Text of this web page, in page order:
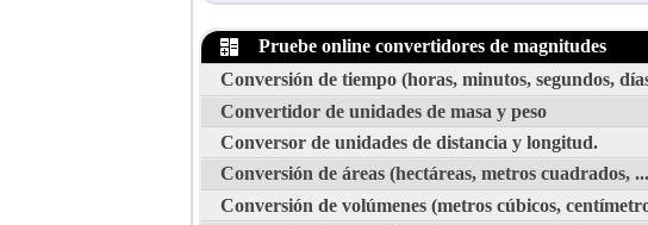
Pruebe online convertidores de magnitudes
Conversión de tiempo (horas, minutos, segundos,
Convertidor de unidades de masa y peso
Conversor de unidades de distancia y longitud.
Conversión de áreas (hectáreas, metros cuadrados,
Conversión de volúmenes (metros cúbicos,